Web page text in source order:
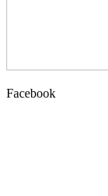
Facebook